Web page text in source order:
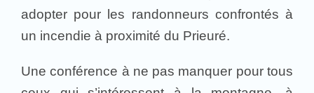
adopter pour les randonneurs confrontés à
un incendie à proximité du Prieuré.
Une conférence à ne pas manquer pour tous